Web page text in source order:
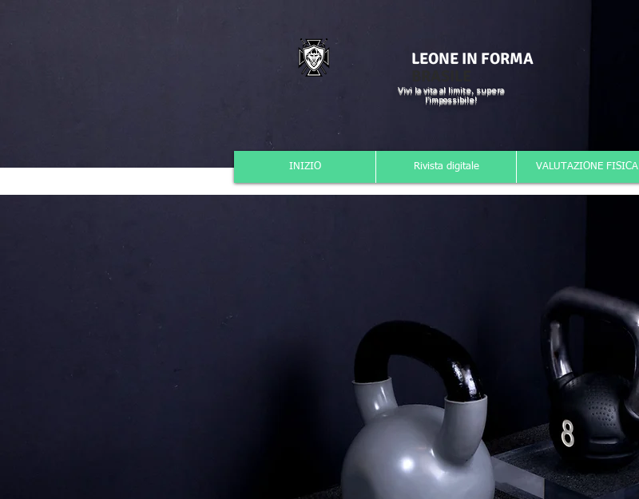
LEONE IN FORMA
Vivi la vita al limite, supera
l'impossibile!
INIZIO Rivista digitale VALUTAZIONE FISICA